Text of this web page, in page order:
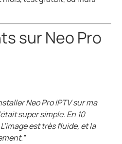
sur Neo Pro
Neo Pro IPTV sur ma
super simple. En 10
est très fluide, et la